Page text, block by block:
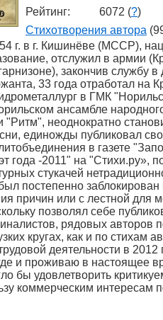
Рейтинг:
6072 (?)
Стихотворения автора
г. в г. Кишинёве (МССР),
отслужил в армии
закончив службу
33 года отработал на
в ГМК
ансамбле
"Ритм", неоднократно
единожды публиковал
в газете
года -2011" на "Стихи.ру»,
стукачей
постепенно
причин или с лестной для
позволял себе
рядовых авторов
кругах, как и по стихам
деятельности в 2012
и проживаю в настоящее
бы удовлетворить
коммерческим интересам